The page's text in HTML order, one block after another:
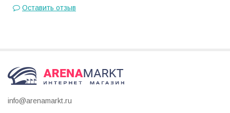
Оставить отзыв
info@arenamarkt.ru